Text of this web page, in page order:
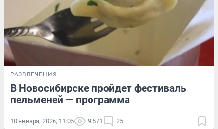
РАЗВЛЕЧЕНИЯ
В Новосибирске пройдет фестиваль
пельменей — программа
10 января, 2026, 11:05 9 571 25